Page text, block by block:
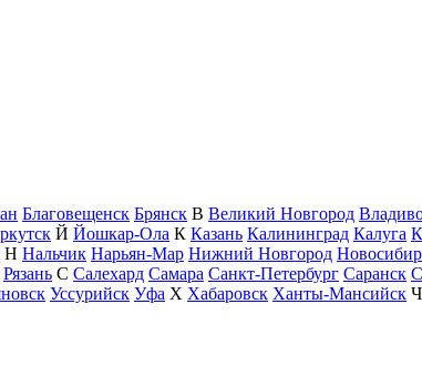
Благовещенск Брянск В Великий Новгород
Й Йошкар-Ола К Казань Калининград Калуга
Н Нальчик Нарьян-Мар Нижний Новгород
Рязань С Салехард Самара Санкт-Петербург Саранск
Уссурийск Уфа Х Хабаровск Ханты-Мансийск Ч